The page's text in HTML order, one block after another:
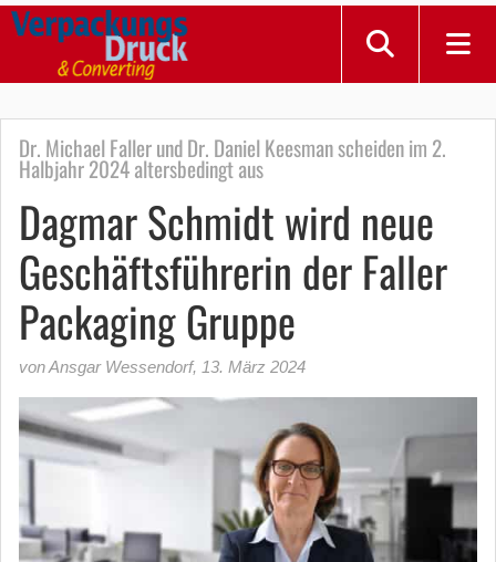
Dr. Michael Faller und Dr. Daniel Keesman scheiden im 2.
Halbjahr 2024 altersbedingt aus
Dagmar Schmidt wird neue
Geschäftsführerin der Faller
Packaging Gruppe
von Ansgar Wessendorf, 13. März 2024